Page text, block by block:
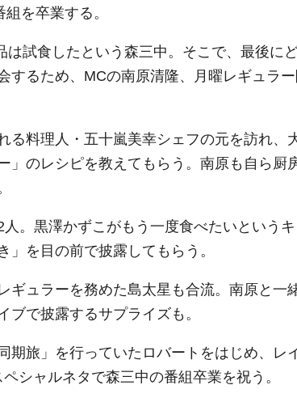
を卒業する。
試食したという森三中。そこで、最後に
するため、MCの南原清隆、月曜レギュラ
る料理人・五十嵐美幸シェフの元を訪れ、
」のレシピを教えてもらう。南原も自ら厨
。黒澤かずこがもう一度食べたいという
を目の前で披露してもらう。
ギュラーを務めた島太星も合流。南原と一
で披露するサプライズも。
期旅」を行っていたロバートをはじめ、レ
シャルネタで森三中の番組卒業を祝う。